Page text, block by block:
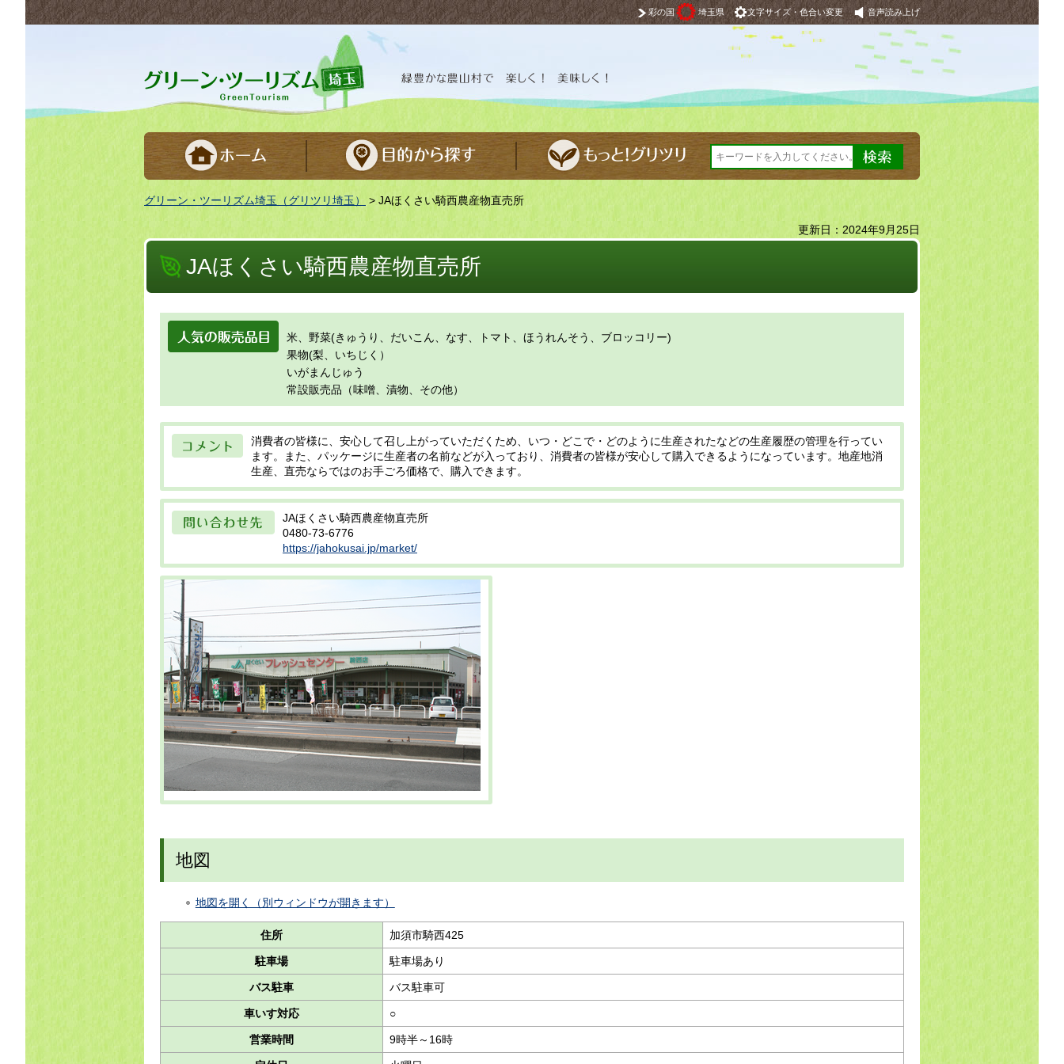
彩の国 埼玉県 文字サイズ・色合い変更 音声読み上げ
グリーンツーリズム埼玉 緑豊かな農山村で 楽しく！ 美味しく！
グリーン・ツーリズム埼玉（グリツリ埼玉） > JAほくさい騎西農産物直売所
更新日：2024年9月25日
JAほくさい騎西農産物直売所
人気の販売品
米、野菜(きゅうり、だいこん、なす、トマト、ほうれんそう、ブロッコリー)
果物(梨、いちじく）
いがまんじゅう
常設販売品（味噌、漬物、その他）
コメント
消費者の皆様に、安心して召し上がっていただくため、いつ・どこで・どのように生産されたなどの生産履歴の管理を行ってい
ます。また、パッケージに生産者の名前などが入っており、消費者の皆様が安心して購入できるようになっています。地産地消
生産、直売ならではのお手ごろ価格で、購入できます。
問い合わせ先
JAほくさい騎西農産物直売所
0480-73-6776
https://jahokusai.jp/market/
地図
地図を開く（別ウィンドウが開きます）
住所 加須市騎西425
駐車場 駐車場あり
バス駐車 バス駐車可
車いす対応 ○
営業時間 9時半～16時